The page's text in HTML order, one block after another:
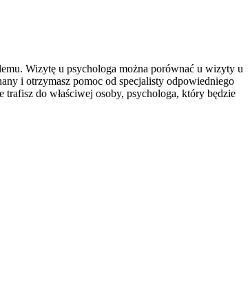
Wizytę u psychologa można porównać u wizyty u
i otrzymasz pomoc od specjalisty odpowiedniego
trafisz do właściwej osoby, psychologa, który będzie